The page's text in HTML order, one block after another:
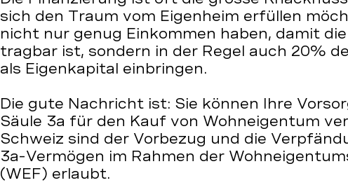
sich den Traum vom Eigenheim erfüllen
nicht nur genug Einkommen haben, damit
tragbar ist, sondern in der Regel auch 20%
als Eigenkapital einbringen.
Die gute Nachricht ist: Sie können Ihre
Säule 3a für den Kauf von Wohneigentum
Schweiz sind der Vorbezug und die
3a-Vermögen im Rahmen der
(WEF) erlaubt.